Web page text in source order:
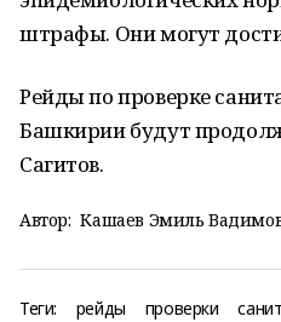
штрафы. Они могут
Рейды по проверке
Башкирии будут
Сагитов.
Автор: Кашаев Эмиль
Теги: рейды проверки